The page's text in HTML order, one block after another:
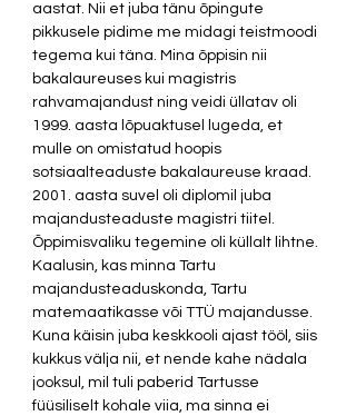
aastat. Nii et juba tänu õpingute
pikkusele pidime me midagi teistmoodi
tegema kui täna. Mina õppisin nii
bakalaureuses kui magistris
rahvamajandust ning veidi üllatav oli
1999. aasta lõpuaktusel lugeda, et
mulle on omistatud hoopis
sotsiaalteaduste bakalaureuse kraad.
2001. aasta suvel oli diplomil juba
majandusteaduste magistri tiitel.
Õppimisvaliku tegemine oli küllalt lihtne.
Kaalusin, kas minna Tartu
majandusteaduskonda, Tartu
matemaatikasse või TTÜ majandusse.
Kuna käisin juba keskkooli ajast tööl, siis
kukkus välja nii, et nende kahe nädala
jooksul, mil tuli paberid Tartusse
füüsiliselt kohale viia, ma sinna ei